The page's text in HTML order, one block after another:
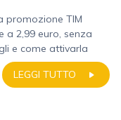
promozione TIM
a 2,99 euro, senza
e come attivarla
LEGGI TUTTO